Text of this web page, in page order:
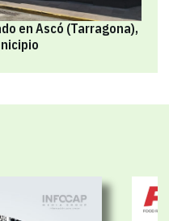
en Ascó (Tarragona),